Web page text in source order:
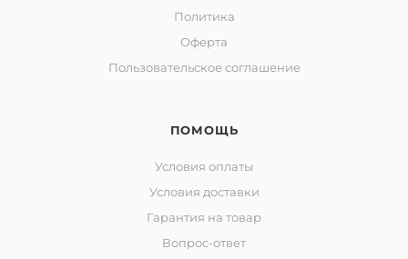
Политика
Оферта
Пользовательское соглашение
ПОМОЩЬ
Условия оплаты
Условия доставки
Гарантия на товар
Вопрос-ответ